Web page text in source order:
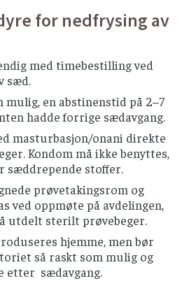
for nedfrysing av
med timebestilling ved
sæd.
mulig, en abstinenstid på 2–7
hadde forrige sædavgang.
masturbasjon/onani direkte
Kondom må ikke benyttes,
sæddrepende stoffer.
prøvetakingsrom og
ved oppmøte på avdelingen,
utdelt sterilt prøvebeger.
hjemme, men bør
så raskt som mulig og
etter sædavgang.